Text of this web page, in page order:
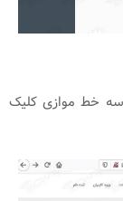
سه خط موازی کلیک